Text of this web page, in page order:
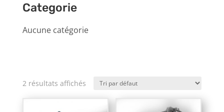
Categorie
Aucune catégorie
2 résultats affichés